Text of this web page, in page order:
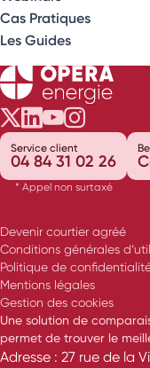
Cas Pratiques
Les Guides
Opéra
Opéra
Opéra
Opéra
Service client
04 84 31 02 26
* Appel non surtaxé
Devenir courtier agréé
Conditions générales
Politique de
Mentions légales
Gestion des cookies
Une solution de
permet de trouver le
Adresse : 27 rue de la